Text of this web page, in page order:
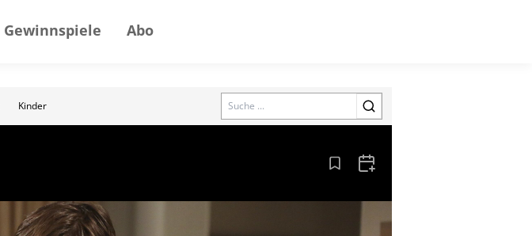
Gewinnspiele Abo
Kinder Search
Aus den Lesezeichen entfernen
Zum Kalender hinzufügen